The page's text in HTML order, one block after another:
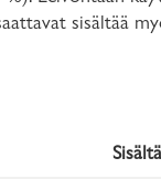
sisältää